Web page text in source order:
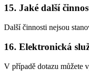
15. Jaké další
Další činnosti nejsou
16. Elektronická
V případě dotazu můžete